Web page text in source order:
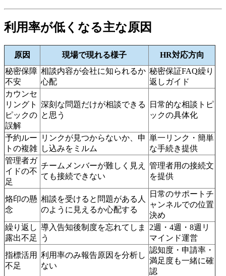
利用率が低くなる主な原因
原因 現場で現れる様子
HR対応方向
秘密保障
不安
相談内容が会社に知られるか
心配
秘密保証FAQ繰り
返しガイド
カウンセ
リングト
ピックの
誤解
深刻な問題だけが相談できる
と思う
日常的な相談トピ
ックの具体化
予約ルー
トの複雑
リンクが見つからないか、申
し込みをミルム
単一リンク・簡単
な手続き提供
管理者ガ
イドの不
足
チームメンバーが難しく見え
ても接続できない
管理者用の接続文
を提供
烙印の懸
念
相談を受けると問題がある人
のように見えるか心配する
日常のサポートチ
ャンネルでの位置
決め
繰り返し
露出不足
導入告知後制度を忘れてしま
う
2週・4週・8週リ
マインド運営
指標活用
不足
利用率のみ報告原因を分析し
ない
認知度・申請率・
満足度も一緒に確
認